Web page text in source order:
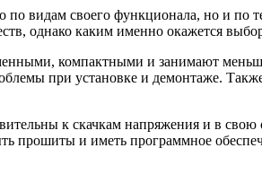
по видам своего функционала, но и
однако каким именно окажется
компактными и занимают
при установке и демонтаже.
к скачкам напряжения и в
прошиты и иметь программное